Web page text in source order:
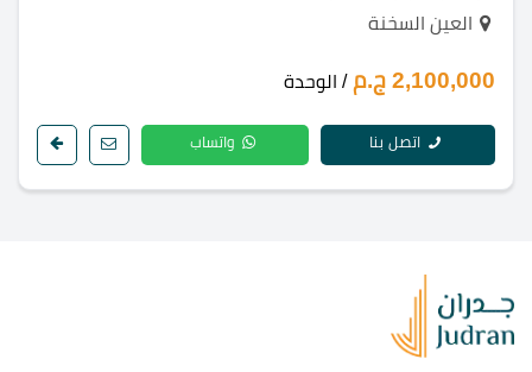
العين السخنة
2,100,000 ج.م / الوحدة
اتصل بنا واتساب